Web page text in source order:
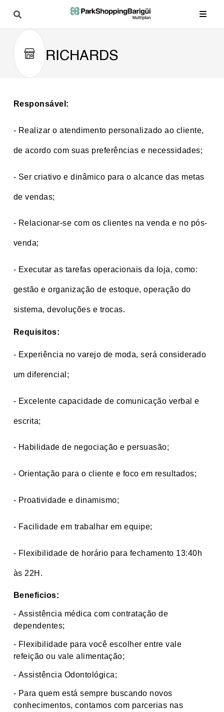
RICHARDS
Responsável:
- Realizar o atendimento personalizado ao cliente,
de acordo com suas preferências e necessidades;
- Ser criativo e dinâmico para o alcance das metas
de vendas;
- Relacionar-se com os clientes na venda e no pós-
venda;
- Executar as tarefas operacionais da loja, como:
gestão e organização de estoque, operação do
sistema, devoluções e trocas.
Requisitos:
- Experiência no varejo de moda, será considerado
um diferencial;
- Excelente capacidade de comunicação verbal e
escrita;
- Habilidade de negociação e persuasão;
- Orientação para o cliente e foco em resultados;
- Proatividade e dinamismo;
- Facilidade em trabalhar em equipe;
- Flexibilidade de horário para fechamento 13:40h
às 22H.
Beneficios:
- Assistência médica com contratação de
dependentes;
- Flexibilidade para você escolher entre vale
refeição ou vale alimentação;
- Assistência Odontológica;
- Para quem está sempre buscando novos
conhecimentos, contamos com parcerias nas